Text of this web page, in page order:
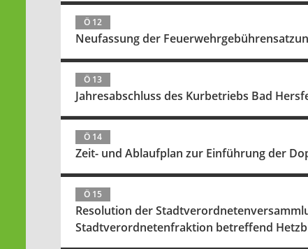
Ö 12
Neufassung der
Ö 13
Jahresabschluss des Kurbetriebs Bad
Ö 14
Zeit- und Ablaufplan zur Einführung der
Ö 15
Resolution der
Stadtverordnetenfraktion betreffend